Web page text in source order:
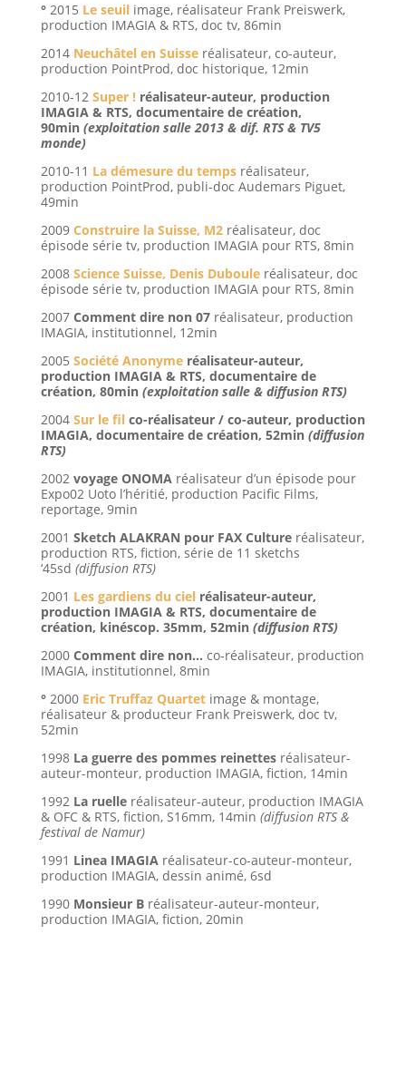
°2015 Le seuilimage, réalisateur Frank Preiswerk,
production IMAGIA & RTS, doc tv, 86min
2014 Neuchâtel en Suisseréalisateur, co-auteur,
production PointProd, doc historique, 12min
2010-12 Super !réalisateur-auteur, production
IMAGIA & RTS, documentaire de création,
90min (exploitation salle 2013 & dif. RTS & TV5
monde)
2010-11 La démesure du tempsréalisateur,
production PointProd, publi-doc Audemars Piguet,
49min
2009 Construire la Suisse, M2 réalisateur, doc
épisode série tv, production IMAGIA pour RTS, 8min
2008 Science Suisse, Denis Duboule réalisateur, doc
épisode série tv, production IMAGIA pour RTS, 8min
2007 Comment dire non 07 réalisateur, production
IMAGIA, institutionnel, 12min
2005 Société Anonymeréalisateur-auteur,
production IMAGIA & RTS, documentaire de
création, 80min (exploitation salle & diffusion RTS)
2004 Sur le filco-réalisateur / co-auteur, production
IMAGIA, documentaire de création, 52min (diffusion
RTS)
2002 voyage ONOMA réalisateur d’un épisode pour
Expo02 Uoto l’héritié, production Pacific Films,
reportage, 9min
2001 Sketch ALAKRAN pour FAX Culture réalisateur,
production RTS, fiction, série de 11 sketchs
‘45sd (diffusion RTS)
2001 Les gardiens du cielréalisateur-auteur,
production IMAGIA & RTS, documentaire de
création, kinéscop. 35mm, 52min (diffusion RTS)
2000 Comment dire non… co-réalisateur, production
IMAGIA, institutionnel, 8min
°2000 Eric Truffaz Quartetimage & montage,
réalisateur & producteur Frank Preiswerk, doc tv,
52min
1998 La guerre des pommes reinettes réalisateur-
auteur-monteur, production IMAGIA, fiction, 14min
1992 La ruelle réalisateur-auteur, production IMAGIA
& OFC & RTS, fiction, S16mm, 14min (diffusion RTS &
festival de Namur)
1991 Linea IMAGIA réalisateur-co-auteur-monteur,
production IMAGIA, dessin animé, 6sd
1990 Monsieur B réalisateur-auteur-monteur,
production IMAGIA, fiction, 20min